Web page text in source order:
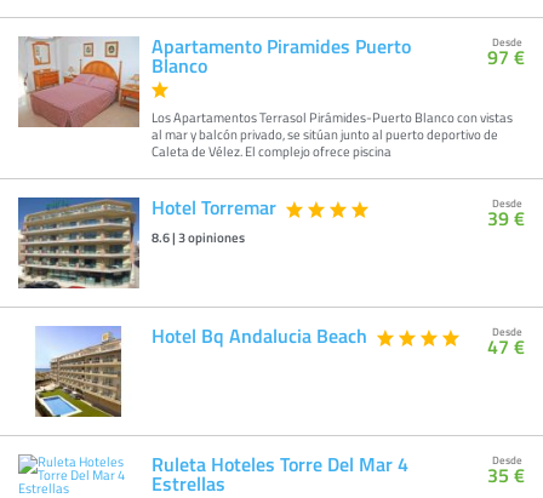
Apartamento Piramides Puerto
Blanco
Los Apartamentos Terrasol Pirámides-Puerto Blanco con vistas
al mar y balcón privado, se sitúan junto al puerto deportivo de
Caleta de Vélez. El complejo ofrece piscina
Desde
97 €
Hotel Torremar
8.6|3opiniones
Desde
39 €
Hotel Bq Andalucia Beach Desde
47 €
Ruleta Hoteles Torre Del Mar 4
Estrellas
Desde
35 €